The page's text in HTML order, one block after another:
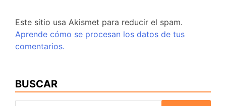
Este sitio usa Akismet para reducir el spam.
Aprende cómo se procesan los datos de tus
comentarios.
BUSCAR